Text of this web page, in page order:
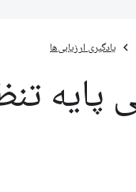
یادگیری ارزیابی‌ها